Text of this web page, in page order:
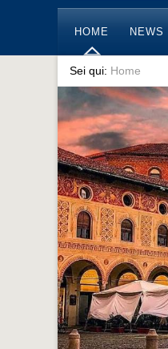
HOME NEWS
Sei qui: Home